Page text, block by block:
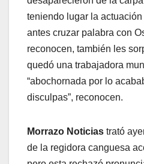
teniendo lugar la
antes cruzar palabra con
reconocen, también les
quedó una trabajadora
“abochornada por lo
disculpas”, reconocen.
Morrazo Noticias trató
de la regidora canguesa